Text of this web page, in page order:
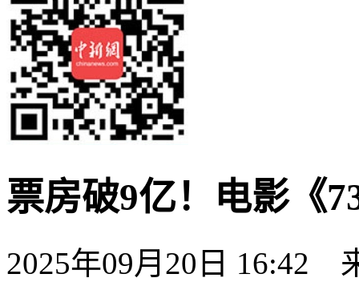
票房破9亿！电影《
2025年09月20日 16:42